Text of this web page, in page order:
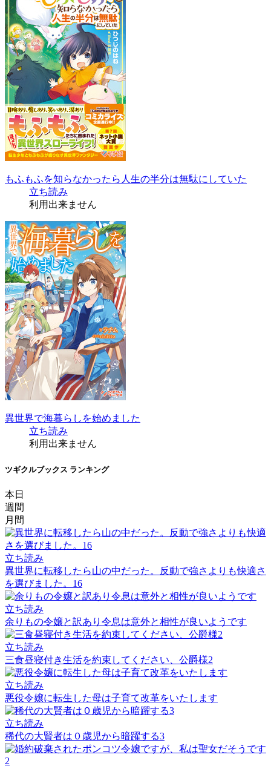
もふもふを知らなかったら人生の半分は無駄にしていた
立ち読み
利用出来ません
異世界で海暮らしを始めました
立ち読み
利用出来ません
ツギクルブックス ランキング
本日
週間
月間
立ち読み
異世界に転移したら山の中だった。反動で強さよりも快適さ
を選びました。16
立ち読み
余りもの令嬢と訳あり令息は意外と相性が良いようです
立ち読み
三食昼寝付き生活を約束してください、公爵様2
立ち読み
悪役令嬢に転生した母は子育て改革をいたします
立ち読み
稀代の大賢者は０歳児から暗躍する3